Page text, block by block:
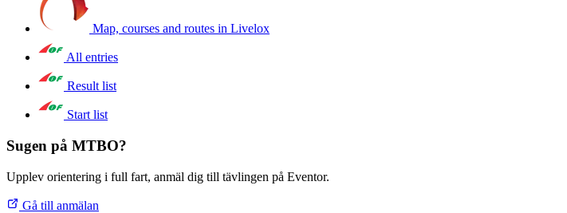
Map, courses and routes in Livelox
All entries
Result list
Start list
Sugen på MTBO?
Upplev orientering i full fart, anmäl dig till tävlingen på Eventor.
Gå till anmälan